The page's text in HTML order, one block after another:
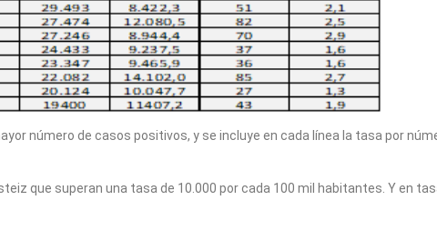
número de casos positivos, y se incluye en cada línea la tasa por
que superan una tasa de 10.000 por cada 100 mil habitantes. Y en